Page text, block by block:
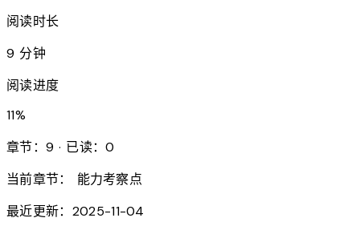
阅读时长
9 分钟
阅读进度
11%
章节：9 · 已读：0
当前章节：
能力考察点
最近更新：2025-11-04